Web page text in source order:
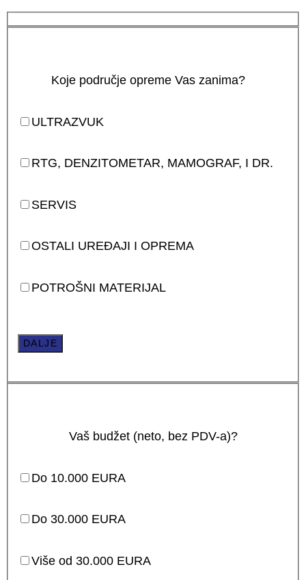
Koje područje opreme Vas zanima?
ULTRAZVUK
RTG, DENZITOMETAR, MAMOGRAF, I DR.
SERVIS
OSTALI UREĐAJI I OPREMA
POTROŠNI MATERIJAL
DALJE
Vaš budžet (neto, bez PDV-a)?
Do 10.000 EURA
Do 30.000 EURA
Više od 30.000 EURA